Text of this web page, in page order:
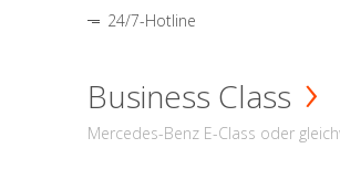
24/7-Hotline
Business Class
Mercedes-Benz E-Class oder